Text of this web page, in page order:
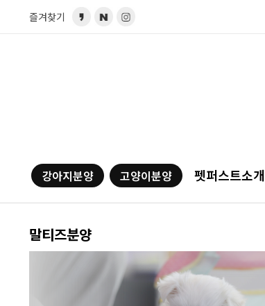
즐겨찾기
강아지분양 고양이분양 펫퍼스트소개
말티즈분양